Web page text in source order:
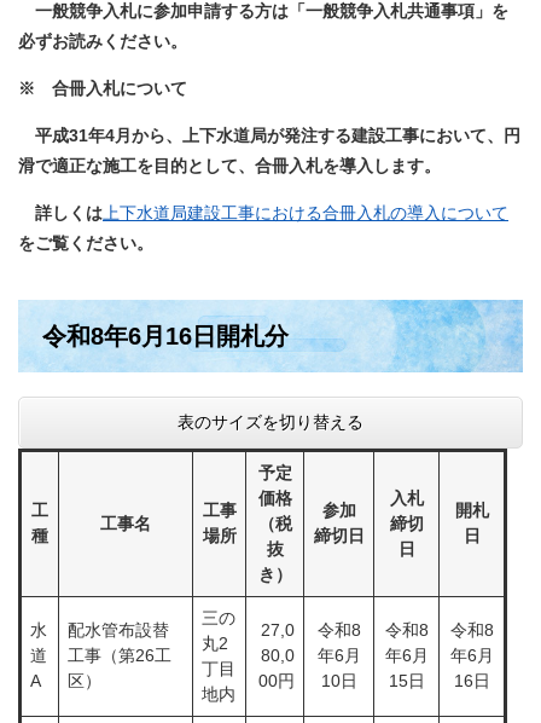
一般競争入札に参加申請する方は「一般競争入札共通事項」を
必ずお読みください。
※ 合冊入札について
平成31年4月から、上下水道局が発注する建設工事において、円
滑で適正な施工を目的として、合冊入札を導入します。
詳しくは 上下水道局建設工事における合冊入札の導入について​
をご覧ください。
令和8年6月16日開札分
表のサイズを切り替える
工
種
工事名
工事
場所
予定
価格
（税
抜
き）
参加
締切日
入札
締切
日
開札
日
水
道
A
配水管布設替
工事（第26工
区）
三の
丸2
丁目
地内
27,0
80,0
00円
​​令和8
年6月
10日
令和8
年6月
15日
令和8
年6月
16日